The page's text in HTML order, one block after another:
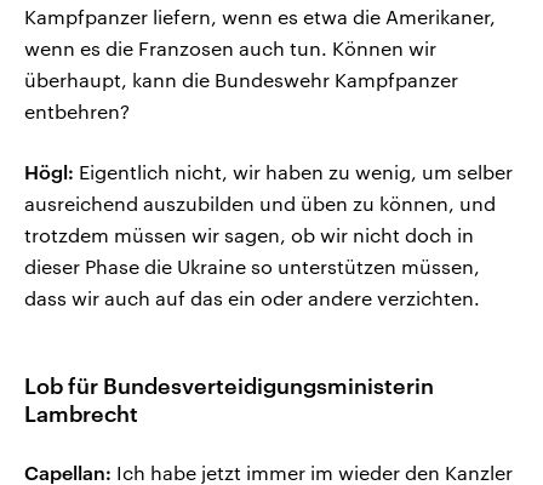
Kampfpanzer liefern, wenn es etwa die Amerikaner,
wenn es die Franzosen auch tun. Können wir
überhaupt, kann die Bundeswehr Kampfpanzer
entbehren?
Högl: Eigentlich nicht, wir haben zu wenig, um selber
ausreichend auszubilden und üben zu können, und
trotzdem müssen wir sagen, ob wir nicht doch in
dieser Phase die Ukraine so unterstützen müssen,
dass wir auch auf das ein oder andere verzichten.
Lob für Bundesverteidigungsministerin
Lambrecht
Capellan: Ich habe jetzt immer im wieder den Kanzler